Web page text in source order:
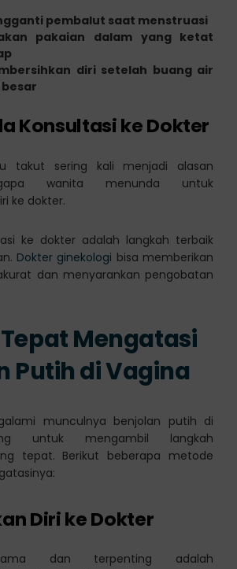
pembalut saat menstruasi
pakaian dalam yang ketat
diri setelah buang air
Konsultasi ke Dokter
takut sering kali menjadi alasan
wanita menunda untuk
ke dokter.
ke dokter adalah langkah terbaik
Dokter ginekologi bisa memberikan
dan menyarankan pengobatan
Mengatasi
Putih di Vagina
munculnya benjolan putih di
untuk mengambil langkah
tepat. Berikut beberapa metode
Diri ke Dokter
dan terpenting adalah